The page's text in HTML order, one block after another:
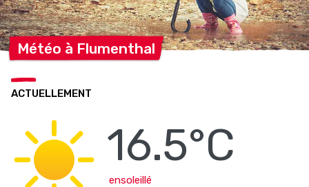
Météo à Flumenthal
ACTUELLEMENT
16.5°C
ensoleillé